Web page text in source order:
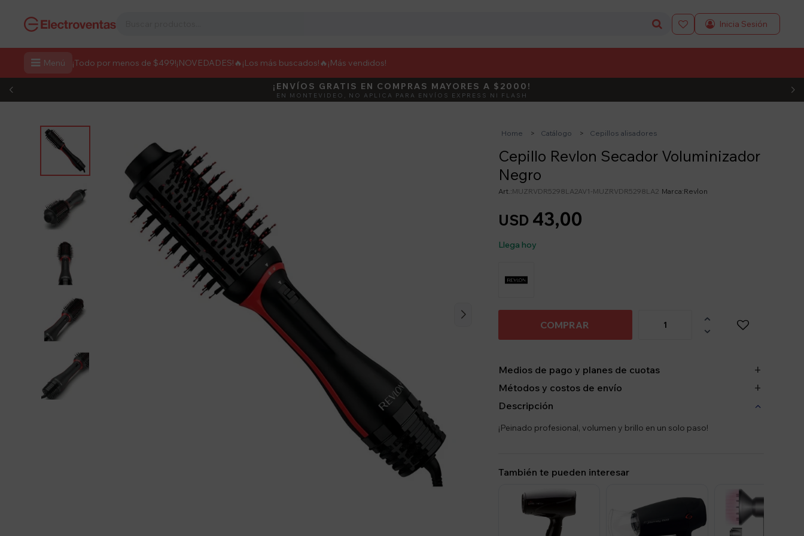
 Menú ¡Todo por menos de $499!¡NOVEDADES! 🔥¡Los más buscados!🔥 ¡Más vendidos!

DEBUT ACTIVÁ EL CÓDIGO
¡ENVÍOS GRATIS EN COMPRAS MAYORES A $2000!
EN MONTEVIDEO, NO APLICA PARA ENVÍOS EXPRESS NI FLASH
Home Catálogo Cepillos alisadores
Cepillo Revlon Secador Voluminizador
Negro
MUZRVDR5298LA2AV1-MUZRVDR5298LA2 Revlon
USD 43,00
Llega hoy
COMPRAR


Medios de pago y planes de cuotas
Métodos y costos de envío
Descripción
¡Peinado profesional, volumen y brillo en un solo paso!
También te pueden interesar